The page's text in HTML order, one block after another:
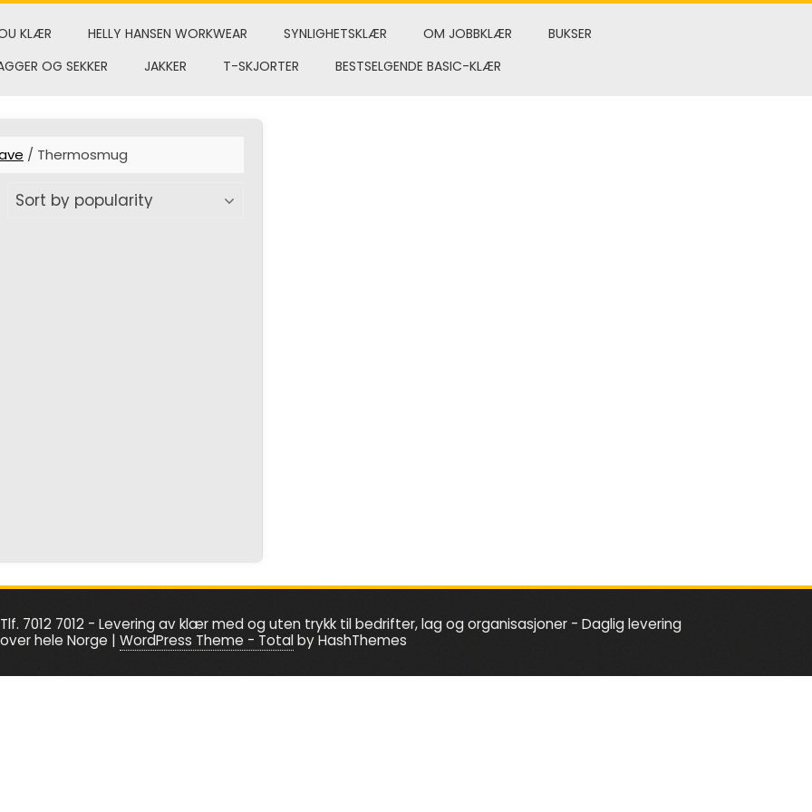
KLÆR HELLY HANSEN WORKWEAR SYNLIGHETSKLÆR OM JOBBKLÆR
BUKSER
OG SEKKER
JAKKER T-SKJORTER BESTSELGENDE BASIC-KLÆR
/ Thermosmug
7012 7012 - Levering av klær med og uten trykk til bedrifter, lag og organisasjoner - Daglig levering
over hele Norge | WordPress Theme - Totalby HashThemes